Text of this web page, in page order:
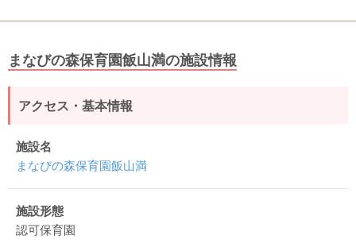
まなびの森保育園飯山満の施設情報
アクセス・基本情報
施設名
まなびの森保育園飯山満
施設形態
認可保育園